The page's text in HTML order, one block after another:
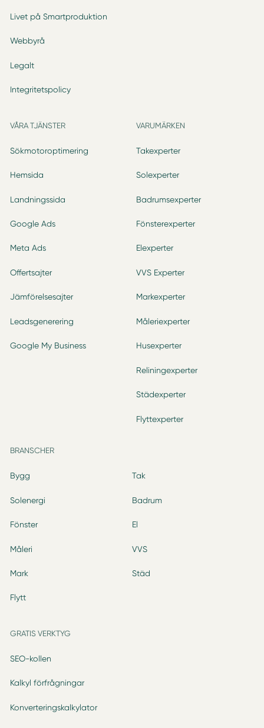
Livet på Smartproduktion
Webbyrå
Legalt
Integritetspolicy
VÅRA TJÄNSTER
Sökmotoroptimering
Hemsida
Landningssida
Google Ads
Meta Ads
Offertsajter
Jämförelsesajter
Leadsgenerering
Google My Business
VARUMÄRKEN
Takexperter
Solexperter
Badrumsexperter
Fönsterexperter
Elexperter
VVS Experter
Markexperter
Måleriexperter
Husexperter
Reliningexperter
Städexperter
Flyttexperter
BRANSCHER
Bygg Tak
Solenergi Badrum
Fönster El
Måleri VVS
Mark Städ
Flytt
GRATIS VERKTYG
SEO-kollen
Kalkyl förfrågningar
Konverteringskalkylator